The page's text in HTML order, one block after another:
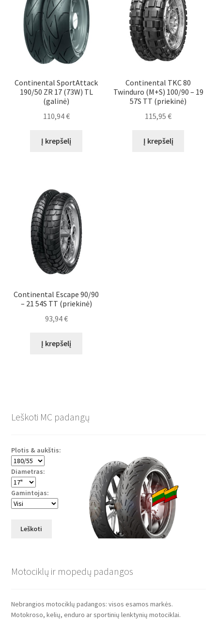
Continental SportAttack
190/50 ZR 17 (73W) TL
(galinė)
110,94€
Į krepšelį
Continental TKC 80
Twinduro (M+S) 100/90 – 19
57S TT (priekinė)
115,95€
Į krepšelį
Continental Escape 90/90
– 21 54S TT (priekinė)
93,94€
Į krepšelį
Leškoti MC padangų
Plotis & aukštis:
Diametras:
Gamintojas:
Leškoti
Motociklų ir mopedų padangos
Nebrangios motociklų padangos: visos esamos markės.
Motokroso, kelių, enduro ar sportinių lenktynių motociklai.